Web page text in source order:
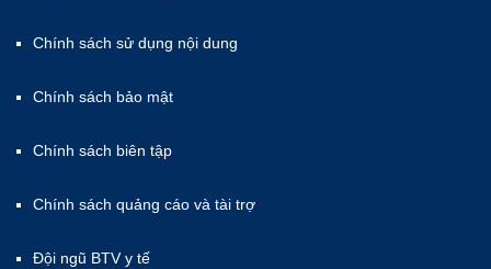
Chính sách sử dụng nội dung
Chính sách bảo mật
Chính sách biên tập
Chính sách quảng cáo và tài trợ
Đội ngũ BTV y tế